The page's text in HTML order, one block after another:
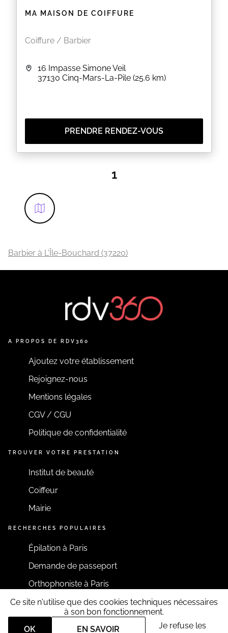
MA MAISON DE COIFFURE
Coiffure / Barbier
16 Impasse Simone Veil
37130 Cinq-Mars-La-Pile (25.6 km)
PRENDRE RENDEZ-VOUS
1
Barbier à L'Île-Bouchard (37220)
A PROPOS DE RDV360
Ajoutez votre établissement
Rejoignez-nous
Mentions légales
CGV / CGU
Politique de confidentialité
TROUVER VOTRE PRESTATION
Institut de beauté
Coiffeur
Mairie
RECHERCHES POPULAIRES
Épilation à Paris
Demande de passeport
Orthophoniste à Paris
RESTONS CONNECTÉS
Ce site n'utilise que des cookies techniques nécessaires
à son bon fonctionnement.
OK
EN SAVOIR Je refuse les